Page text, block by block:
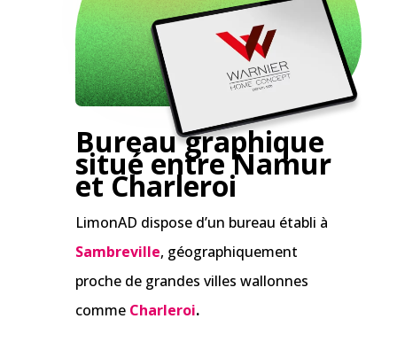
Bureau graphique
situé entre Namur
et Charleroi
LimonAD dispose d’un bureau établi à
Sambreville, géographiquement
proche de grandes villes wallonnes
comme Charleroi.